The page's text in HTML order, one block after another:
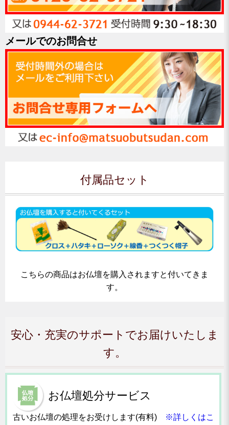
メールでのお問合せ
付属品セット
こちらの商品はお仏壇を購入されますと付いてきま
す。
安心・充実のサポートでお届けいたしま
す。
お仏壇処分サービス
古いお仏壇の処理をお受けします(有料)
※詳しくはこ